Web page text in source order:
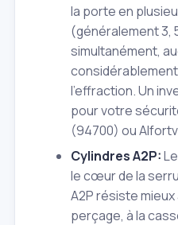
la porte en
(généralement 3,
simultanément,
l'effraction. Un
pour votre
(94700) ou
Cylindres A2P:
le cœur de la
A2P résiste
perçage, à la